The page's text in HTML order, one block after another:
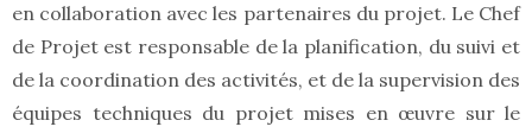
en collaboration avec les partenaires du projet. Le Chef
de Projet est responsable de la planification, du suivi et
de la coordination des activités, et de la supervision des
équipes techniques du projet mises en œuvre sur le